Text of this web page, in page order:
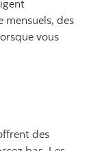
mensuels, des
vous
des